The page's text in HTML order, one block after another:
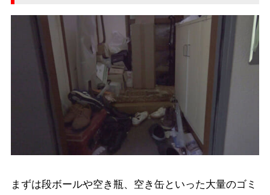
まずは段ボールや空き瓶、空き缶といった大量のゴミ